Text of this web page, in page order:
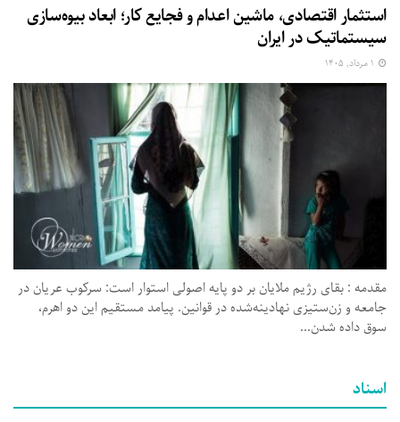
استثمار اقتصادی، ماشین اعدام و فجایع کار؛ ابعاد بیوه‌سازی
سیستماتیک در ایران
مقدمه : بقای رژیم ملایان بر دو پایه اصولی استوار است: سرکوب عریان در
جامعه و زن‌ستیزی نهادینه‌شده در قوانین. پیامد مستقیم این دو اهرم،
سوق داده شدن...
اسناد